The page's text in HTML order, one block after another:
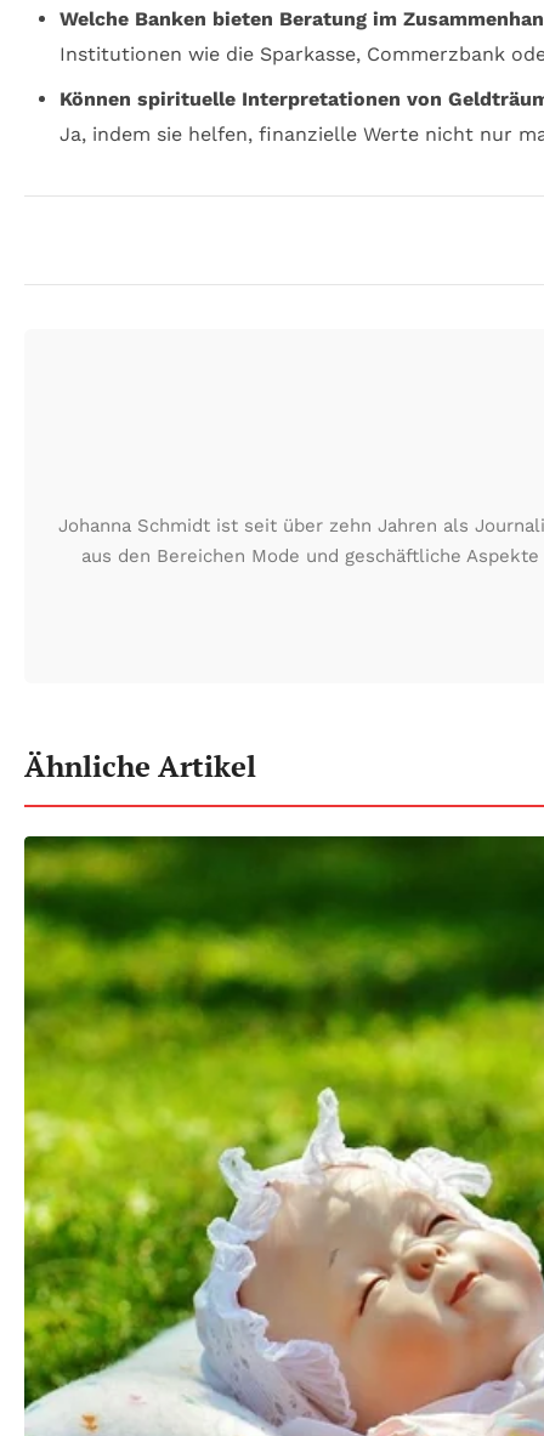
Welche Banken bieten Beratung im
Institutionen wie die Sparkasse, Commerzbank
Können spirituelle Interpretationen von
Ja, indem sie helfen, finanzielle Werte nicht nur
Johanna Schmidt ist seit über zehn Jahren als
aus den Bereichen Mode und geschäftliche
Ähnliche Artikel